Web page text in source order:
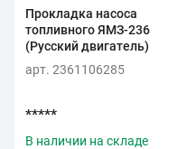
Прокладка насоса
топливного ЯМЗ-236
(Русский двигатель)
арт. 2361106285
*****
В наличии на складе